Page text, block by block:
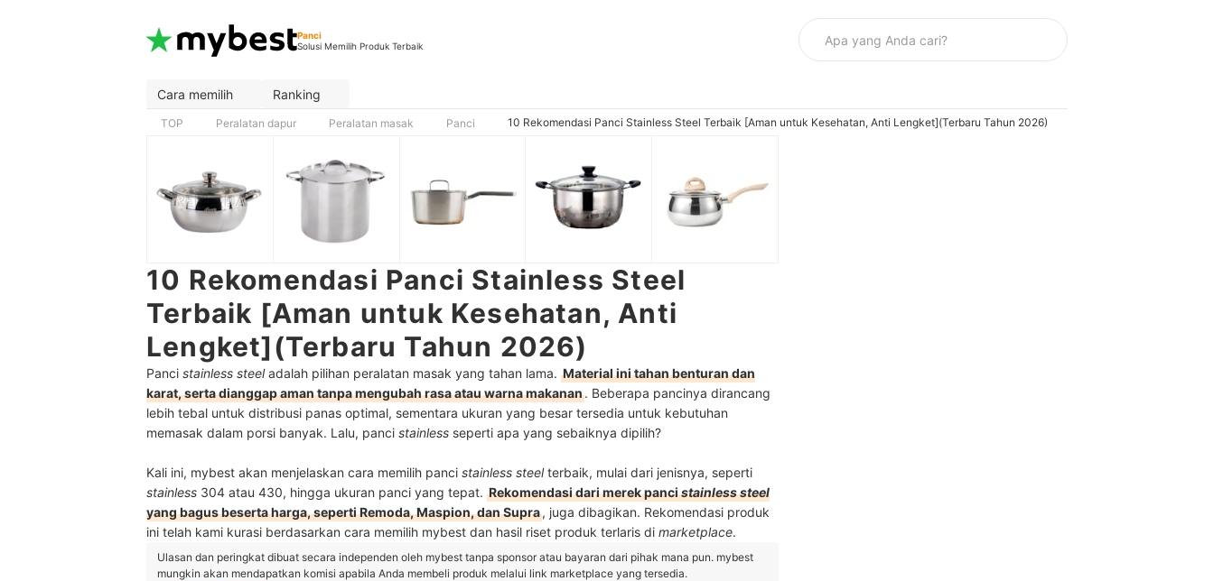
Panci
Solusi Memilih Produk Terbaik
Cara memilih Ranking
TOP Peralatan dapur Peralatan masak Panci 10 Rekomendasi Panci Stainless Steel Terbaik [Aman untuk Kesehatan, Anti Lengket](Terbaru Tahun 2026)
10 Rekomendasi Panci Stainless Steel
Terbaik [Aman untuk Kesehatan, Anti
Lengket](Terbaru Tahun 2026)
Panci stainless steeladalah pilihan peralatan masak yang tahan lama. Material ini tahan benturan dan
karat, serta dianggap aman tanpa mengubah rasa atau warna makanan. Beberapa pancinya dirancang
lebih tebal untuk distribusi panas optimal, sementara ukuran yang besar tersedia untuk kebutuhan
memasak dalam porsi banyak. Lalu, panci stainless seperti apa yang sebaiknya dipilih?
Kali ini, mybest akan menjelaskan cara memilih panci stainless steelterbaik, mulai dari jenisnya, seperti
stainless 304 atau 430, hingga ukuran panci yang tepat. Rekomendasi dari merek pancistainless steel
yang bagus beserta harga, seperti Remoda, Maspion, dan Supra, juga dibagikan. Rekomendasi produk
ini telah kami kurasi berdasarkan cara memilih mybest dan hasil riset produk terlaris di marketplace.
Ulasan dan peringkat dibuat secara independen oleh mybest tanpa sponsor atau bayaran dari pihak mana pun. mybest
mungkin akan mendapatkan komisi apabila Anda membeli produk melalui link marketplace yang tersedia.